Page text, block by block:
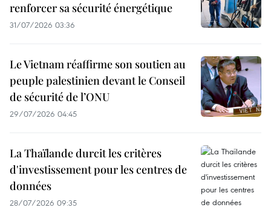
renforcer sa sécurité énergétique
31/07/2026 03:36
Le Vietnam réaffirme son soutien au
peuple palestinien devant le Conseil
de sécurité de l’ONU
29/07/2026 04:45
La Thaïlande durcit les critères
d'investissement pour les centres de
données
28/07/2026 09:35